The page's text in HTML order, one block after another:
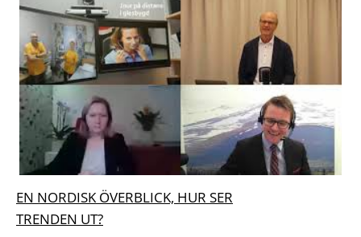
EN NORDISK ÖVERBLICK, HUR SER
TRENDEN UT?